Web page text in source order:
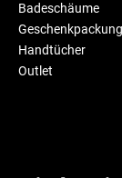
Badeschäume
Handtücher
Outlet